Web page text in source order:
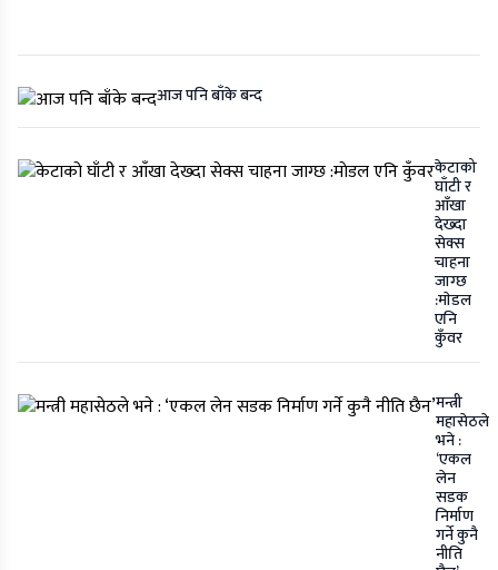
आज पनि बाँके बन्द
केटाको
घाँटी र
आँखा
देख्दा
सेक्स
चाहना
जाग्छ
:माेडल
एनि
कुँवर
मन्त्री
महासेठले
भने :
‘एकल
लेन
सडक
निर्माण
गर्ने कुनै
नीति